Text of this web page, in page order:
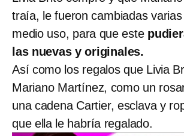
traía, le fueron cambiadas
medio uso, para que este
las nuevas y originales.
Así como los regalos que Livia
Mariano Martínez, como un
una cadena Cartier, esclava y
que ella le habría regalado.